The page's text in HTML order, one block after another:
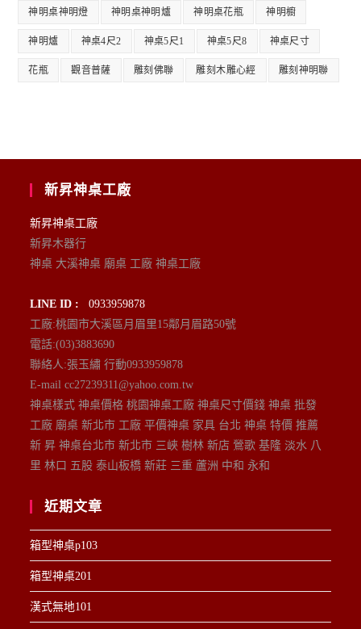
神明桌神明燈 神明桌神明爐 神明桌花瓶 神明櫥
神明爐 神桌4尺2 神桌5尺1 神桌5尺8 神桌尺寸
花瓶 觀音普薩 雕刻佛聯 雕刻木雕心經 雕刻神明聯
新昇神桌工廠
新昇神桌工廠
新昇木器行
神桌 大溪神桌 廟桌 工廠 神桌工廠
LINE ID :
0933959878
工廠:桃園市大溪區月眉里15鄰月眉路50號
電話:(03)3883690
聯絡人:張玉繡 行動0933959878
E-mail cc27239311@yahoo.com.tw
神桌樣式 神桌價格 桃園神桌工廠 神桌尺寸價錢 神桌 批發
工廠 廟桌 新北市 工廠 平價神桌 家具 台北 神桌 特價 推薦
新 昇 神桌台北市 新北市 三峽 樹林 新店 鶯歌 基隆 淡水 八
里 林口 五股 泰山板橋 新莊 三重 蘆洲 中和 永和
近期文章
箱型神桌p103
箱型神桌201
漢式無地101